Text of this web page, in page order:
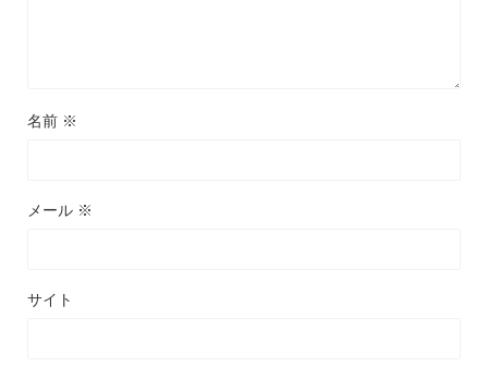
名前 ※
メール ※
サイト